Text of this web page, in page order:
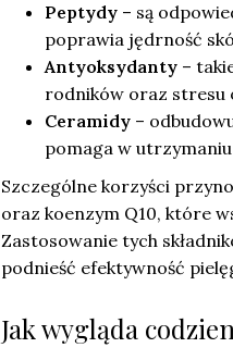
Peptydy – są
poprawia jędrność
Antyoksydanty –
rodników oraz stresu
Ceramidy –
pomaga w
Szczególne korzyści
oraz koenzym Q10, które
Zastosowanie tych
podnieść efektywność
Jak wygląda